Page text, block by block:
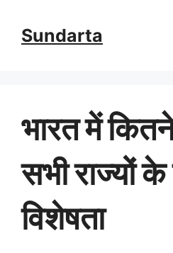
Sundarta
भारत में
सभी राज्यों
विशेषता